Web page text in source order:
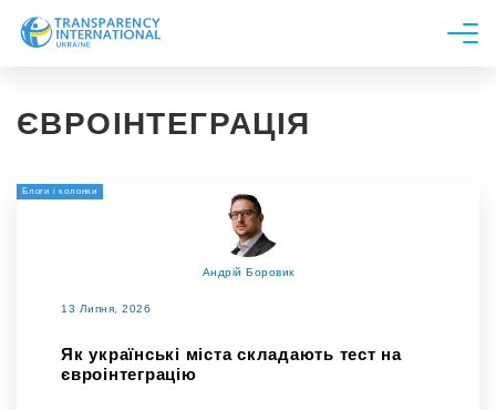
Новини
Напрями роботи
ЄВРОІНТЕГРАЦІЯ
Блоги і колонки
Андрій Боровик
13 Липня, 2026
Як українські міста складають тест на
євроінтеграцію